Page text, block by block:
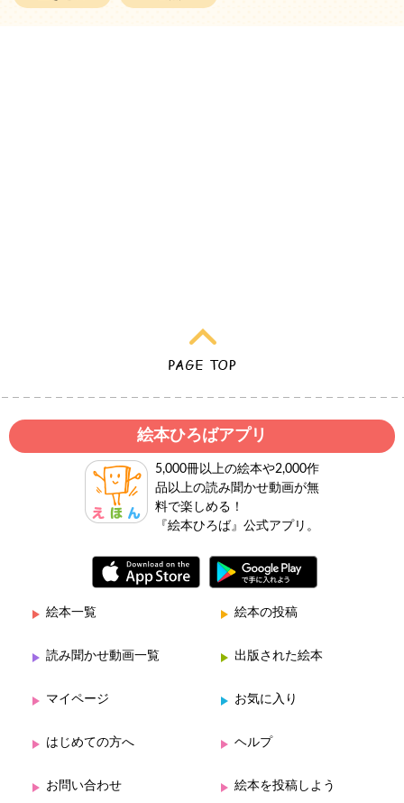
絵本ひろばアプリ
5,000冊以上の絵本や2,000作
品以上の読み聞かせ動画が無
料で楽しめる！
『絵本ひろば』公式アプリ。
絵本一覧 絵本の投稿
読み聞かせ動画一覧 出版された絵本
マイページ お気に入り
はじめての方へ ヘルプ
お問い合わせ 絵本を投稿しよう